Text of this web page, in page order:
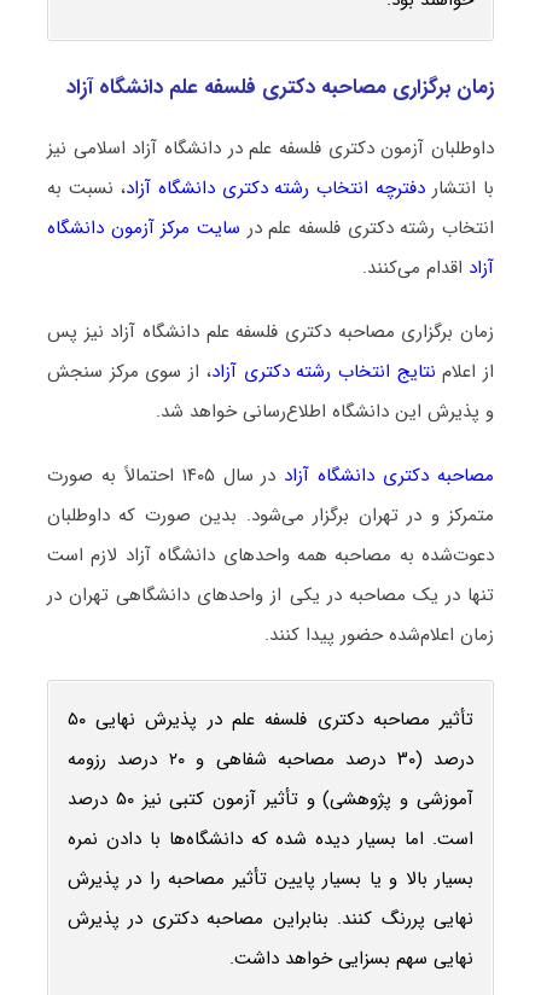
زمان برگزاری مصاحبه دکتری فلسفه علم دانشگاه آزاد
داوطلبان آزمون دکتری فلسفه علم در دانشگاه آزاد اسلامی نیز
با انتشار دفترچه انتخاب رشته دکتری دانشگاه آزاد، نسبت به
انتخاب رشته دکتری فلسفه علم در سایت مرکز آزمون دانشگاه
آزاد اقدام می‌کنند.
زمان برگزاری مصاحبه دکتری فلسفه علم دانشگاه آزاد نیز پس
از اعلام نتایج انتخاب رشته دکتری آزاد، از سوی مرکز سنجش
و پذیرش این دانشگاه اطلاع‌رسانی خواهد شد.
مصاحبه دکتری دانشگاه آزاد
در سال ۱۴۰۵ احتمالاً به صورت
متمرکز و در تهران برگزار می‌شود. بدین صورت که داوطلبان
دعوت‌شده به مصاحبه همه واحدهای دانشگاه آزاد لازم است
تنها در یک مصاحبه در یکی از واحدهای دانشگاهی تهران در
زمان اعلام‌شده حضور پیدا کنند.
تأثیر مصاحبه دکتری فلسفه علم در پذیرش نهایی ۵۰
درصد (۳۰ درصد مصاحبه شفاهی و ۲۰ درصد رزومه
آموزشی و پژوهشی) و تأثیر آزمون کتبی نیز ۵۰ درصد
است. اما بسیار دیده شده که دانشگاه‌ها با دادن نمره
بسیار بالا و یا بسیار پایین تأثیر مصاحبه را در پذیرش
نهایی پررنگ کنند. بنابراین مصاحبه دکتری در پذیرش
نهایی سهم بسزایی خواهد داشت.